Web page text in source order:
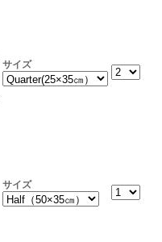
サイズ
サイズ